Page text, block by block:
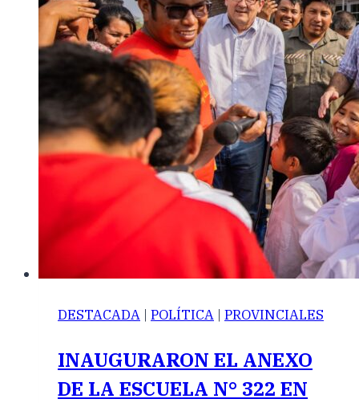
DESTACADA | POLÍTICA | PROVINCIALES
INAUGURARON EL ANEXO
DE LA ESCUELA N° 322 EN